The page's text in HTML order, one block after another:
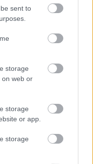
sent to
storage
on web or
storage
or app.
storage
για την